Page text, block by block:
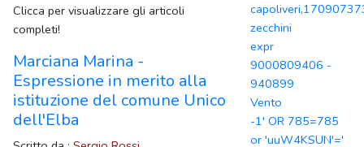
Clicca per visualizzare gli articoli
completi!
Marciana Marina -
Espressione in merito alla
istituzione del comune Unico
dell'Elba
zecchini
expr
9000809406 -
940899
Vento
-1' OR 785=785
or 'uuW4KSUN'='